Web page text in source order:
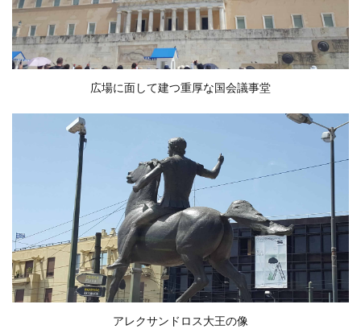
広場に面して建つ重厚な国会議事堂
アレクサンドロス大王の像